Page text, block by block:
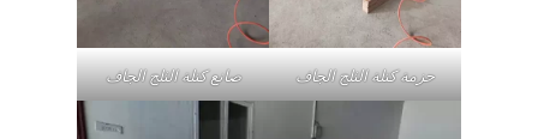
حزمة كتلة الثلج الجاف صانع كتلة الثلج الجاف